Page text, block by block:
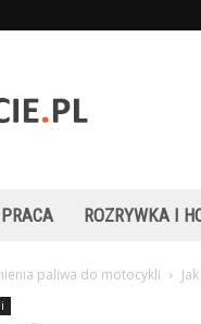
PRACA ROZRYWKA I
paliwa do motocykli